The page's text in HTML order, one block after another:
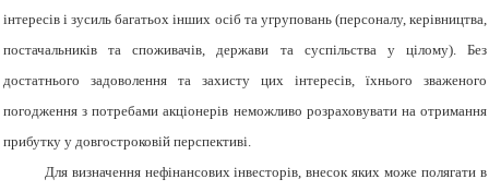
інтересів і зусиль багатьох інших осіб та угруповань (персоналу, керівництва,
постачальників та споживачів, держави та суспільства у цілому). Без
достатнього задоволення та захисту цих інтересів, їхнього зваженого
погодження з потребами акціонерів неможливо розраховувати на отримання
прибутку у довгостроковій перспективі.
Для визначення нефінансових інвесторів, внесок яких може полягати в